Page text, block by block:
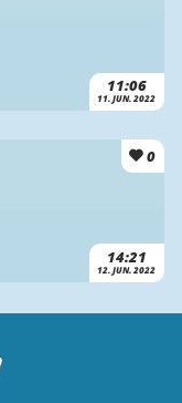
11:06
11. JUN. 2022
0
14:21
12. JUN. 2022